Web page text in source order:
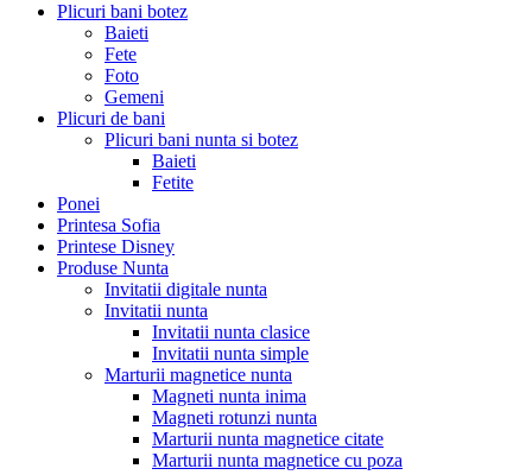
Plicuri bani botez
Baieti
Fete
Foto
Gemeni
Plicuri de bani
Plicuri bani nunta si botez
Baieti
Fetite
Ponei
Printesa Sofia
Printese Disney
Produse Nunta
Invitatii digitale nunta
Invitatii nunta
Invitatii nunta clasice
Invitatii nunta simple
Marturii magnetice nunta
Magneti nunta inima
Magneti rotunzi nunta
Marturii nunta magnetice citate
Marturii nunta magnetice cu poza